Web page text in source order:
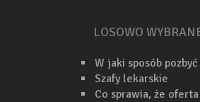
LOSOWO
W jaki sposób
Szafy lekarskie
Co sprawia, że